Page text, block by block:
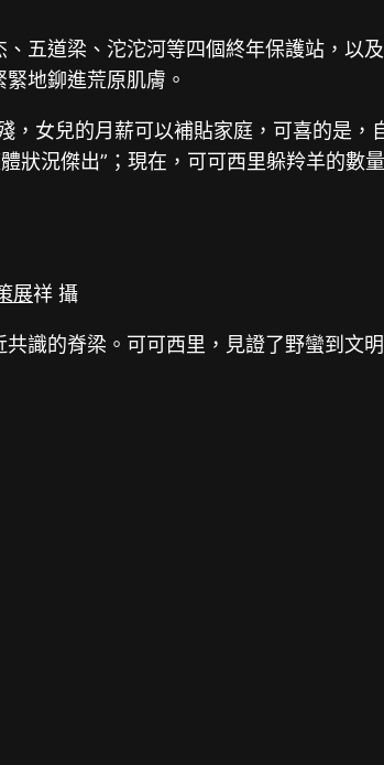
五道梁、沱沱河等四個終年保護站，以
地鉚進荒原肌膚。
，女兒的月薪可以補貼家庭，可喜的是
狀況傑出”；現在，可可西里躲羚羊的數
展祥 攝
識的脊梁。可可西里，見證了野蠻到文